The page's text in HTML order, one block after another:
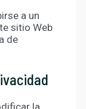
a un
sitio Web
de